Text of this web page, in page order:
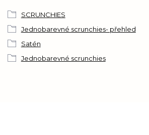
SCRUNCHIES
Jednobarevné scrunchies- přehled
Satén
Jednobarevné scrunchies